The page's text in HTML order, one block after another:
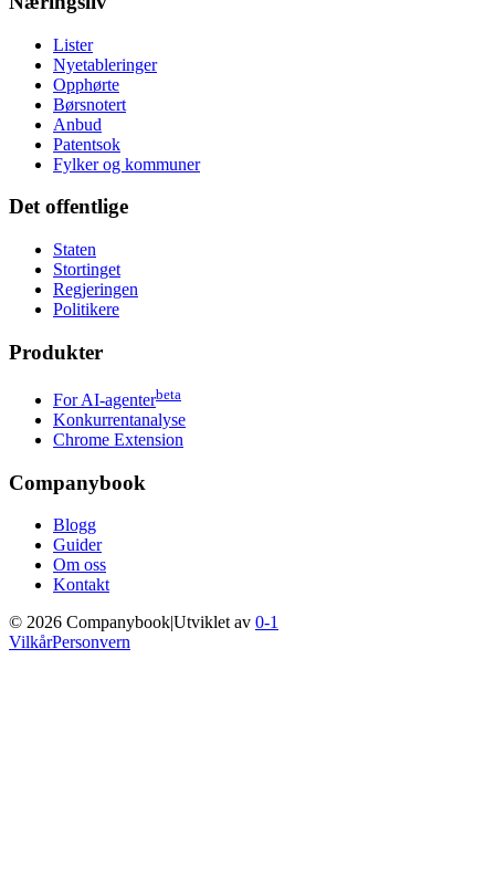
Lister
Nyetableringer
Opphørte
Børsnotert
Anbud
Patentsok
Fylker og kommuner
Det offentlige
Staten
Stortinget
Regjeringen
Politikere
Produkter
For AI-agenterbeta
Konkurrentanalyse
Chrome Extension
Companybook
Blogg
Guider
Om oss
Kontakt
© 2026 Companybook|Utviklet av 0-1
VilkårPersonvern